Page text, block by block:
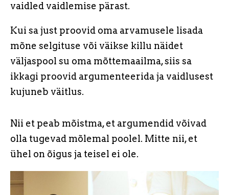
vaidled vaidlemise pärast.
Kui sa just proovid oma arvamusele lisada
mõne selgituse või väikse killu näidet
väljaspool su oma mõttemaailma, siis sa
ikkagi proovid argumenteerida ja vaidlusest
kujuneb väitlus.
Nii et peab mõistma, et argumendid võivad
olla tugevad mõlemal poolel. Mitte nii, et
ühel on õigus ja teisel ei ole.